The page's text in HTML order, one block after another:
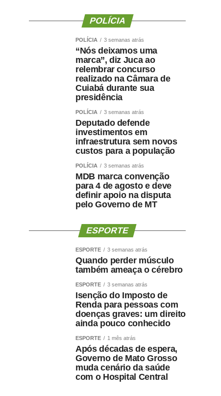
POLÍCIA
POLÍCIA 3 semanas atrás
“Nós deixamos uma
marca”, diz Juca ao
relembrar concurso
realizado na Câmara de
Cuiabá durante sua
presidência
POLÍCIA 3 semanas atrás
Deputado defende
investimentos em
infraestrutura sem novos
custos para a população
POLÍCIA 3 semanas atrás
MDB marca convenção
para 4 de agosto e deve
definir apoio na disputa
pelo Governo de MT
ESPORTE
ESPORTE 3 semanas atrás
Quando perder músculo
também ameaça o cérebro
ESPORTE 3 semanas atrás
Isenção do Imposto de
Renda para pessoas com
doenças graves: um direito
ainda pouco conhecido
ESPORTE 1 mês atrás
Após décadas de espera,
Governo de Mato Grosso
muda cenário da saúde
com o Hospital Central